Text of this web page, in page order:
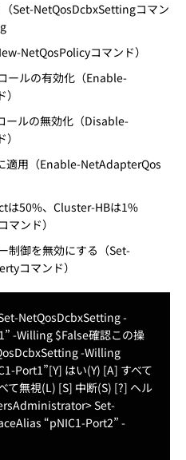
Set-NetQosDcbxSettingコマン
NetQosPolicyコマンド）
ールの有効化（Enable-
ールの無効化（Disable-
適用（Enable-NetAdapterQos
は50%、Cluster-HBは1%
マンド）
制御を無効にする（Set-
コマンド）
NetQosDcbxSetting -
-Willing $False確認この操
-Willing
Port1”[Y] はい(Y) [A] すべて
て無視(L) [S] 中断(S) [?] ヘル
Set-
“pNIC1-Port2” -